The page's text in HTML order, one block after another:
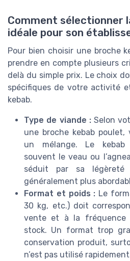
Comment sélectionner
idéale pour son
Pour bien choisir une broche
prendre en compte plusieurs
delà du simple prix. Le choix
spécifiques de votre activité
kebab.
Type de viande :Selon
une broche kebab poulet,
un mélange. Le kebab
souvent le veau ou
séduit par sa
généralement plus
Format et poids : Le
30 kg, etc.) doit
vente et à la fréquence
stock. Un format trop
conservation produit,
n’est pas utilisé